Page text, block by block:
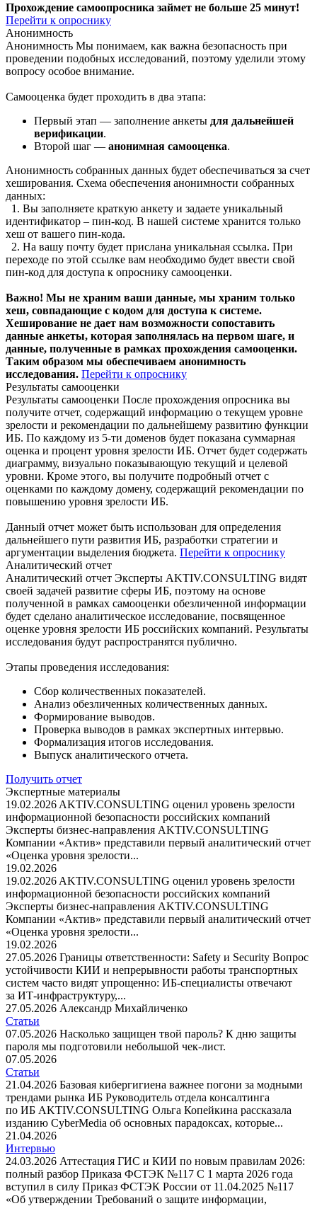
Прохождение самоопросника займет не больше 25 минут!
Перейти к опроснику
Анонимность
Анонимность Мы понимаем, как важна безопасность при
проведении подобных исследований, поэтому уделили этому
вопросу особое внимание.
Самооценка будет проходить в два этапа:
Первый этап — заполнение анкеты для дальнейшей
верификации.
Второй шаг — анонимная самооценка.
Анонимность собранных данных будет обеспечиваться за счет
хеширования. Схема обеспечения анонимности собранных
данных:
1. Вы заполняете краткую анкету и задаете уникальный
идентификатор – пин-код. В нашей системе хранится только
хеш от вашего пин-кода.
2. На вашу почту будет прислана уникальная ссылка. При
переходе по этой ссылке вам необходимо будет ввести свой
пин-код для доступа к опроснику самооценки.
Важно! Мы не храним ваши данные, мы храним только
хеш, совпадающие с кодом для доступа к системе.
Хеширование не дает нам возможности сопоставить
данные анкеты, которая заполнялась на первом шаге, и
данные, полученные в рамках прохождения самооценки.
Таким образом мы обеспечиваем анонимность
исследования. Перейти к опроснику
Результаты самооценки
Результаты самооценки После прохождения опросника вы
получите отчет, содержащий информацию о текущем уровне
зрелости и рекомендации по дальнейшему развитию функции
ИБ. По каждому из 5-ти доменов будет показана суммарная
оценка и процент уровня зрелости ИБ. Отчет будет содержать
диаграмму, визуально показывающую текущий и целевой
уровни. Кроме этого, вы получите подробный отчет с
оценками по каждому домену, содержащий рекомендации по
повышению уровня зрелости ИБ.
Данный отчет может быть использован для определения
дальнейшего пути развития ИБ, разработки стратегии и
аргументации выделения бюджета. Перейти к опроснику
Аналитический отчет
Аналитический отчет Эксперты AKTIV.CONSULTING видят
своей задачей развитие сферы ИБ, поэтому на основе
полученной в рамках самооценки обезличенной информации
будет сделано аналитическое исследование, посвященное
оценке уровня зрелости ИБ российских компаний. Результаты
исследования будут распространятся публично.
Этапы проведения исследования:
Сбор количественных показателей.
Анализ обезличенных количественных данных.
Формирование выводов.
Проверка выводов в рамках экспертных интервью.
Формализация итогов исследования.
Выпуск аналитического отчета.
Получить отчет
Экспертные материалы
19.02.2026 AKTIV.CONSULTING оценил уровень зрелости
информационной безопасности российских компаний
Эксперты бизнес-направления AKTIV.CONSULTING
Компании «Актив» представили первый аналитический отчет
«Оценка уровня зрелости...
19.02.2026
19.02.2026 AKTIV.CONSULTING оценил уровень зрелости
информационной безопасности российских компаний
Эксперты бизнес-направления AKTIV.CONSULTING
Компании «Актив» представили первый аналитический отчет
«Оценка уровня зрелости...
19.02.2026
27.05.2026 Границы ответственности: Safety и Security Вопрос
устойчивости КИИ и непрерывности работы транспортных
систем часто видят упрощенно: ИБ-специалисты отвечают
за ИТ-инфраструктуру,...
27.05.2026 Александр Михайличенко
Статьи
07.05.2026 Насколько защищен твой пароль? К дню защиты
пароля мы подготовили небольшой чек-лист.
07.05.2026
Статьи
21.04.2026 Базовая кибергигиена важнее погони за модными
трендами рынка ИБ Руководитель отдела консалтинга
по ИБ AKTIV.CONSULTING Ольга Копейкина рассказала
изданию CyberMedia об основных парадоксах, которые...
21.04.2026
Интервью
24.03.2026 Аттестация ГИС и КИИ по новым правилам 2026:
полный разбор Приказа ФСТЭК №117 С 1 марта 2026 года
вступил в силу Приказ ФСТЭК России от 11.04.2025 №117
«Об утверждении Требований о защите информации,